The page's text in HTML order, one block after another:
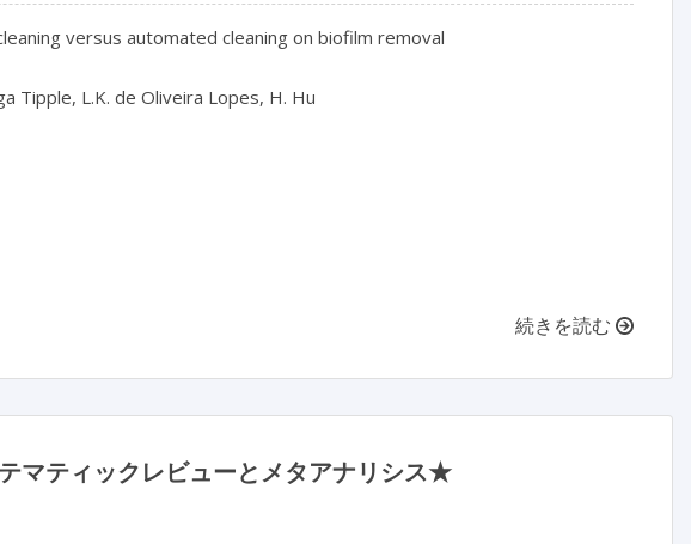
versus automated cleaning on biofilm removal
Tipple, L.K. de Oliveira Lopes, H. Hu
続きを読む
マティックレビューとメタアナリシス★